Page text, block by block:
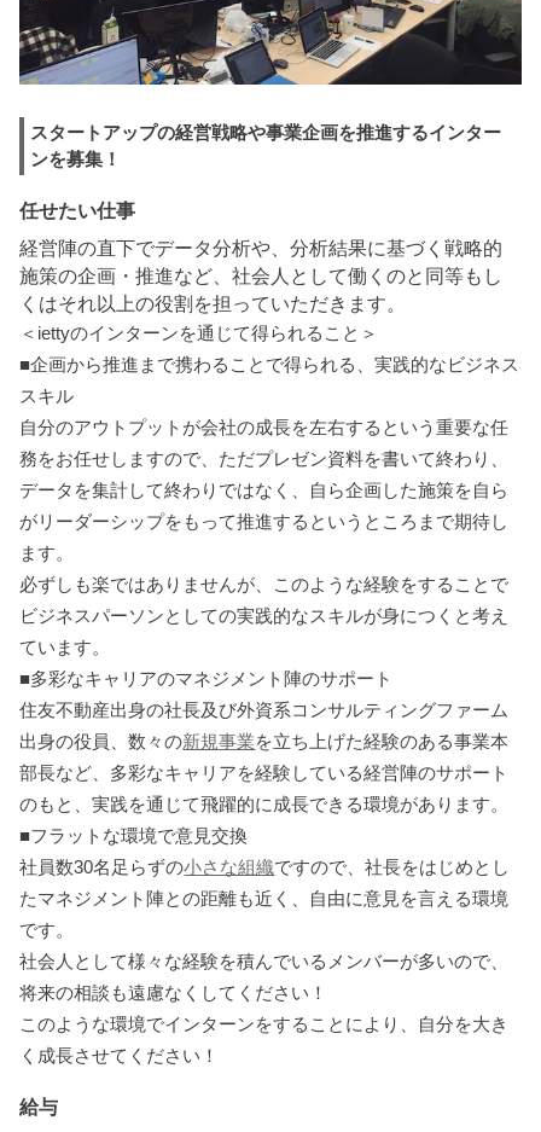
スタートアップの経営戦略や事業企画を推進するインター
ンを募集！
任せたい仕事
経営陣の直下でデータ分析や、分析結果に基づく戦略的
施策の企画・推進など、社会人として働くのと同等もし
くはそれ以上の役割を担っていただきます。
＜iettyのインターンを通じて得られること＞
■企画から推進まで携わることで得られる、実践的なビジネス
スキル
自分のアウトプットが会社の成長を左右するという重要な任
務をお任せしますので、ただプレゼン資料を書いて終わり、
データを集計して終わりではなく、自ら企画した施策を自ら
がリーダーシップをもって推進するというところまで期待し
ます。
必ずしも楽ではありませんが、このような経験をすることで
ビジネスパーソンとしての実践的なスキルが身につくと考え
ています。
■多彩なキャリアのマネジメント陣のサポート
住友不動産出身の社長及び外資系コンサルティングファーム
出身の役員、数々の新規事業を立ち上げた経験のある事業本
部長など、多彩なキャリアを経験している経営陣のサポート
のもと、実践を通じて飛躍的に成長できる環境があります。
■フラットな環境で意見交換
社員数30名足らずの小さな組織ですので、社長をはじめとし
たマネジメント陣との距離も近く、自由に意見を言える環境
です。
社会人として様々な経験を積んでいるメンバーが多いので、
将来の相談も遠慮なくしてください！
このような環境でインターンをすることにより、自分を大き
く成長させてください！
給与